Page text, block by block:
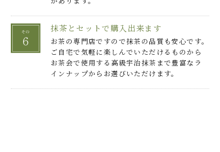
抹茶とセットで購入出来ます
お茶の専門店ですので抹茶の品質も安心です。
ご自宅で気軽に楽しんでいただけるものから
お茶会で使用する高級宇治抹茶まで豊富なラ
インナップからお選びいただけます。